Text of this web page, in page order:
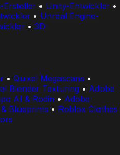
Ersteller • Unity-Entwickler •
• Unreal Engine-
• 3D-
• Quixel Megascans •
Blender Texturing • Adobe
AI & Rodin • Adobe
Blueprints • Roblox Clothes